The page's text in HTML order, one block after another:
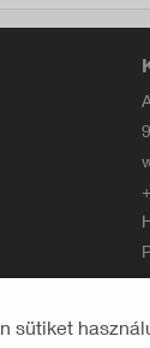
sütiket